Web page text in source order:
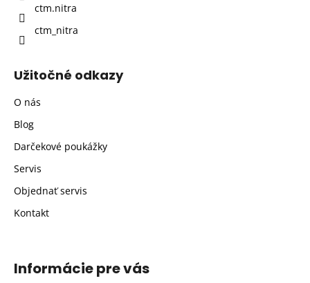
ctm.nitra
ctm_nitra
Užitočné odkazy
O nás
Blog
Darčekové poukážky
Servis
Objednať servis
Kontakt
Informácie pre vás